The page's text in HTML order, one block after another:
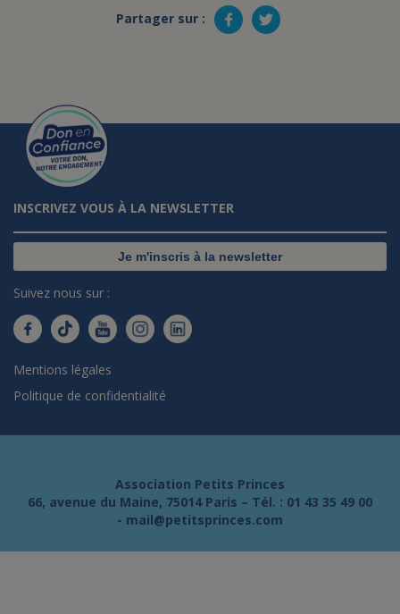
Partager sur :
INSCRIVEZ VOUS À LA NEWSLETTER
Je m'inscris à la newsletter
Suivez nous sur :
Mentions légales
Politique de confidentialité
Association Petits Princes
66, avenue du Maine, 75014 Paris – Tél. : 01 43 35 49 00
- mail@petitsprinces.com